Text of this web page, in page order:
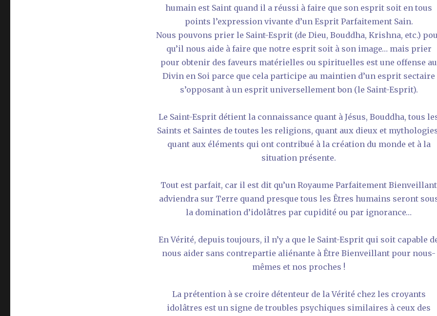
humain est Saint quand il a réussi à faire que son esprit soit en tous
points l’expression vivante d’un Esprit Parfaitement Sain.
Nous pouvons prier le Saint-Esprit (de Dieu, Bouddha, Krishna, etc.)
qu’il nous aide à faire que notre esprit soit à son image… mais prier
pour obtenir des faveurs matérielles ou spirituelles est une offense au
Divin en Soi parce que cela participe au maintien d’un esprit sectaire
s’opposant à un esprit universellement bon (le Saint-Esprit).
Le Saint-Esprit détient la connaissance quant à Jésus, Bouddha, tous
Saints et Saintes de toutes les religions, quant aux dieux et
quant aux éléments qui ont contribué à la création du monde et à la
situation présente.
Tout est parfait, car il est dit qu’un Royaume Parfaitement Bienveillant
adviendra sur Terre quand presque tous les Êtres humains seront
la domination d’idolâtres par cupidité ou par ignorance…
En Vérité, depuis toujours, il n’y a que le Saint-Esprit qui soit capable
nous aider sans contrepartie aliénante à Être Bienveillant pour nous-
mêmes et nos proches !
La prétention à se croire détenteur de la Vérité chez les croyants
idolâtres est un signe de troubles psychiques similaires à ceux des